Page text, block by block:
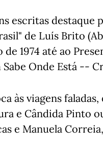
escritas destaque
de Luís Brito
de 1974 até ao
Onde Está --
às viagens
e Cândida Pinto
e Manuela